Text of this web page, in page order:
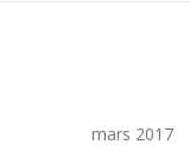
mars 2017